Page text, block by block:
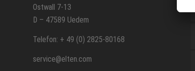
Ostwall 7-13
D – 47589 Uedem
Telefon: + 49 (0) 2825-80168
service@elten.com